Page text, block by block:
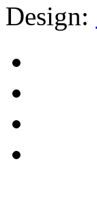
Design: